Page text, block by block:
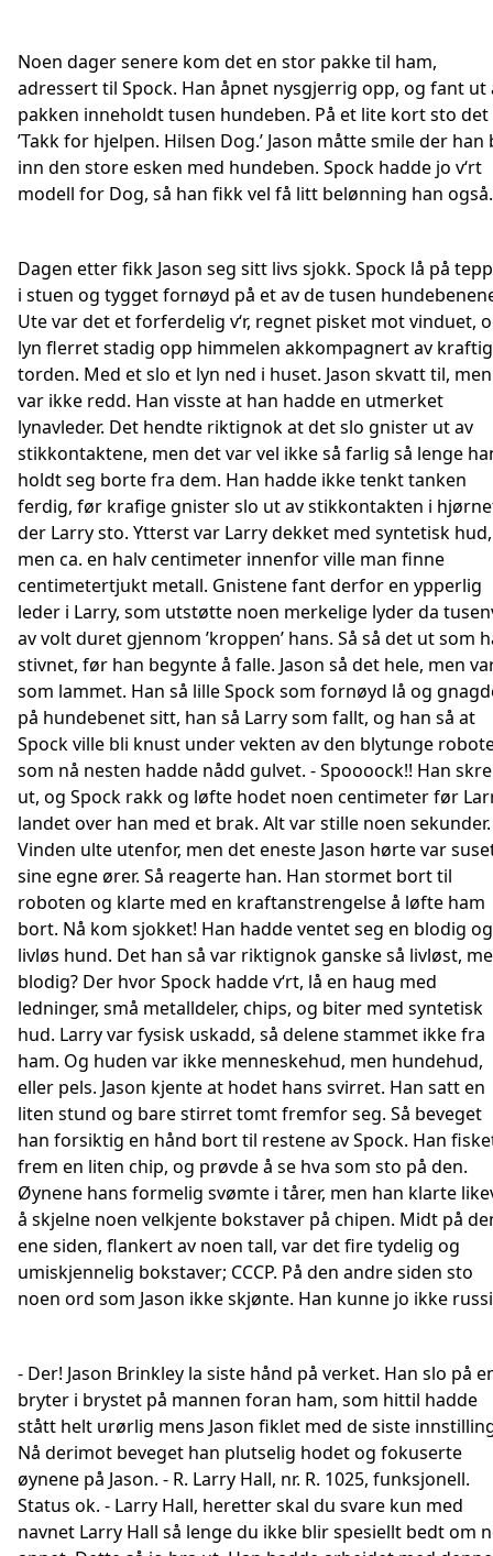
Noen dager senere kom det en stor pakke til ham,
adressert til Spock. Han åpnet nysgjerrig opp, og fant ut
pakken inneholdt tusen hundeben. På et lite kort sto det
’Takk for hjelpen. Hilsen Dog.’ Jason måtte smile der han
inn den store esken med hundeben. Spock hadde jo v‘rt
modell for Dog, så han fikk vel få litt belønning han også.
Dagen etter fikk Jason seg sitt livs sjokk. Spock lå på
i stuen og tygget fornøyd på et av de tusen
Ute var det et forferdelig v‘r, regnet pisket mot vinduet,
lyn flerret stadig opp himmelen akkompagnert av kraftig
torden. Med et slo et lyn ned i huset. Jason skvatt til, men
var ikke redd. Han visste at han hadde en utmerket
lynavleder. Det hendte riktignok at det slo gnister ut av
stikkontaktene, men det var vel ikke så farlig så lenge
holdt seg borte fra dem. Han hadde ikke tenkt tanken
ferdig, før krafige gnister slo ut av stikkontakten i
der Larry sto. Ytterst var Larry dekket med syntetisk hud,
men ca. en halv centimeter innenfor ville man finne
centimetertjukt metall. Gnistene fant derfor en ypperlig
leder i Larry, som utstøtte noen merkelige lyder da
av volt duret gjennom ’kroppen’ hans. Så så det ut som
stivnet, før han begynte å falle. Jason så det hele, men
som lammet. Han så lille Spock som fornøyd lå og
på hundebenet sitt, han så Larry som fallt, og han så at
Spock ville bli knust under vekten av den blytunge
som nå nesten hadde nådd gulvet. - Spoooock!! Han
ut, og Spock rakk og løfte hodet noen centimeter før
landet over han med et brak. Alt var stille noen sekunder.
Vinden ulte utenfor, men det eneste Jason hørte var
sine egne ører. Så reagerte han. Han stormet bort til
roboten og klarte med en kraftanstrengelse å løfte ham
bort. Nå kom sjokket! Han hadde ventet seg en blodig og
livløs hund. Det han så var riktignok ganske så livløst,
blodig? Der hvor Spock hadde v‘rt, lå en haug med
ledninger, små metalldeler, chips, og biter med syntetisk
hud. Larry var fysisk uskadd, så delene stammet ikke fra
ham. Og huden var ikke menneskehud, men hundehud,
eller pels. Jason kjente at hodet hans svirret. Han satt en
liten stund og bare stirret tomt fremfor seg. Så beveget
han forsiktig en hånd bort til restene av Spock. Han
frem en liten chip, og prøvde å se hva som sto på den.
Øynene hans formelig svømte i tårer, men han klarte
å skjelne noen velkjente bokstaver på chipen. Midt på
ene siden, flankert av noen tall, var det fire tydelig og
umiskjennelig bokstaver; CCCP. På den andre siden sto
noen ord som Jason ikke skjønte. Han kunne jo ikke
- Der! Jason Brinkley la siste hånd på verket. Han slo på
bryter i brystet på mannen foran ham, som hittil hadde
stått helt urørlig mens Jason fiklet med de siste
Nå derimot beveget han plutselig hodet og fokuserte
øynene på Jason. - R. Larry Hall, nr. R. 1025, funksjonell.
Status ok. - Larry Hall, heretter skal du svare kun med
navnet Larry Hall så lenge du ikke blir spesiellt bedt om